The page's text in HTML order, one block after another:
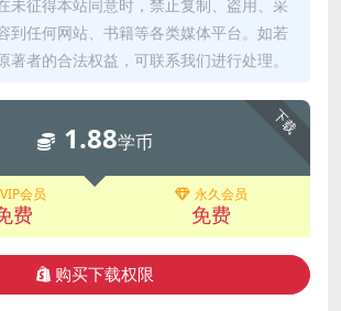
未征得本站同意时，禁止复制、盗用、采
到任何网站、书籍等各类媒体平台。如若
著者的合法权益，可联系我们进行处理。
下载
1.88学币
VIP会员
费
永久会员
免费
购买下载权限